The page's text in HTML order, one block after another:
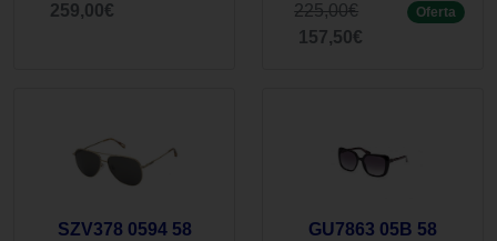
259,00€
225,00€
157,50€
Oferta
SZV378 0594 58 GU7863 05B 58